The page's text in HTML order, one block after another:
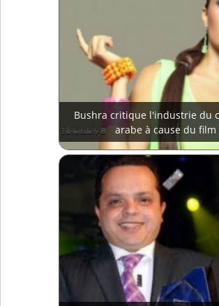
Bushra critique l'industrie du
arabe à cause du film